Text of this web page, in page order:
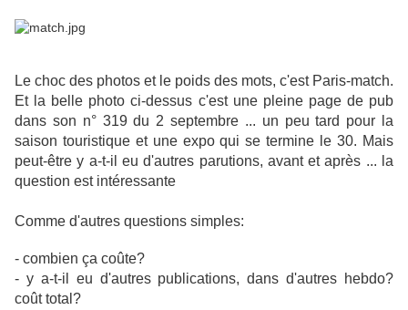
Le choc des photos et le poids des mots, c'est Paris-match.
Et la belle photo ci-dessus c'est une pleine page de pub
dans son n° 319 du 2 septembre ... un peu tard pour la
saison touristique et une expo qui se termine le 30. Mais
peut-être y a-t-il eu d'autres parutions, avant et après ... la
question est intéressante
Comme d'autres questions simples:
- combien ça coûte?
- y a-t-il eu d'autres publications, dans d'autres hebdo?
coût total?